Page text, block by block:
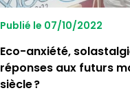
Publié le 07/10/2022
Eco-anxiété,
réponses aux futurs
siècle ?